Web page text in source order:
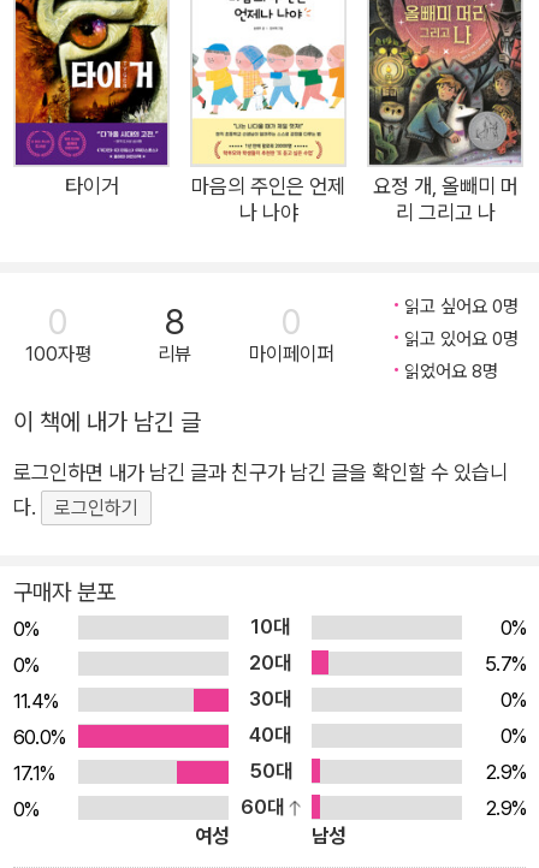
늑대 한 마리가 나타난다. 숲에서 마지막으로 살아남은 두 마리
늑대 중 수컷인 아이센그림이다. 현실에서 늘 수동적이었던 사일
러스는 아이센그림과의 예기치 않은 만남으로 인해, 매 순간 스스
로 결단하고 행동해야 살아남을 수 있는 역동적인 세계로 건너간
다. 학교에서는 투명 인간처럼 굴고 집에서는 ‘느린 아이’라는 딱
지를 단 채 부모의 걱정을 샀지만, 이제 더는 머뭇거릴 틈이 없다.
독재자 레이너드 일당과 맞서려면 지금 당장 행동해야 한다. 사일
기고, 땅속 깊이 굽이굽이 뻗은 지하 도시 어스를 종횡무진한다.
제 목숨을 지키기 위해서, 절멸 위기에 몰린 늑대 가족을 구하기
기 위해서. 빼앗긴 자유를 되찾기 위한 싸움 사일러스의 모험은
신나고 즐겁기는커녕 시종일관 고난의 연속이고 걸핏하면 위기
에 빠진다. 판타지 공간에서도 사일러스는 말더듬증으로 괴로워
하고, 심지어는 레이너드의 사탕발림에 속아서 새끼 늑대들을 빼
로 개조하려 끌고 간 새끼 늑대들을 되찾기 위한 험난한 여정으로
이어진다. 사일러스와 아이센그림과 허센트는 얼룩 고양이 ‘티볼
트’, 큰까마귀 ‘코랙스’, 도망자 여우 ‘토드’를 동지로 규합해 어스
로 잠입한다. 가히 ‘어벤저스’라고 불러도 좋을 사일러스 일행은
온갖 우여곡절을 겪으며 새끼 늑대들이 갇힌 수용소에 다다르고,
마침내 레이너드 일당과 목숨을 건 싸움을 벌인다. 사일러스가 불
완전하고 약한 아이인 데 반해, 레이너드는 놀랍도록 능수능란하
고 강인한 캐릭터다. 레이너드는 인간에게서 배운 말과 탁월한 웅
타이거
마음의 주인은 언제
나 나야
요정 개, 올빼미 머
리 그리고 나
0
100자평
8
리뷰
0
마이페이퍼
읽고 싶어요 0명
읽고 있어요 0명
읽었어요 8명
이 책에 내가 남긴 글
로그인하면 내가 남긴 글과 친구가 남긴 글을 확인할 수 있습니
다.
로그인하기
구매자 분포
0% 10대
0%
0%
20대
5.7%
11.4%
30대
0%
60.0%
40대
0%
17.1%
50대
2.9%
0%
60대
2.9%
여성
남성